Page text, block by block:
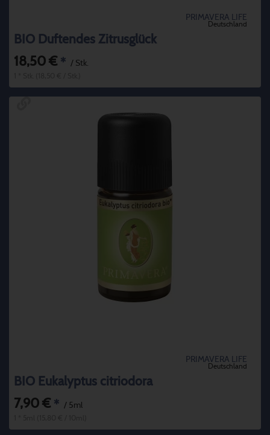
PRIMAVERA LIFE
Deutschland
BIO Duftendes Zitrusglück
18,50 € * / Stk.
PRIMAVERA LIFE
Deutschland
BIO Eukalyptus citriodora
7,90 € * / 5ml